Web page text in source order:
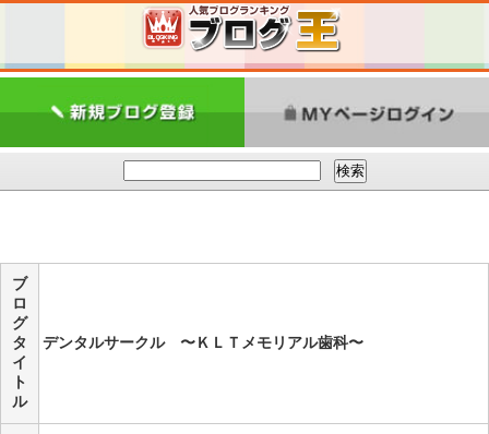
ブ
ロ
グ
タ
イ
ト
ル
デンタルサークル 〜ＫＬＴメモリアル歯科〜